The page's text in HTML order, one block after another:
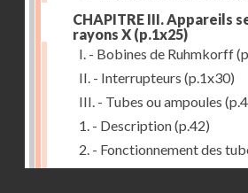
CHAPITRE III. Appareils
rayons X (p.1x25)
I. - Bobines de Ruhmkorff
II. - Interrupteurs (p.1x30)
III. - Tubes ou ampoules
1. - Description(p.42)
2. - Fonctionnement des
IV. - Ecrans et supports